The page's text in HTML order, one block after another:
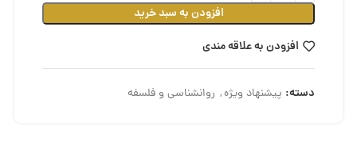
افزودن به سبد خرید
افزودن به علاقه مندی
دسته: پیشنهاد ویژه, روانشناسی و فلسفه